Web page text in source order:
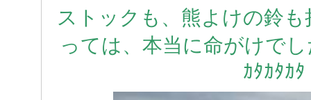
ストックも、熊よけの鈴
っては、本当に命がけで
ｶﾀｶﾀｶﾀ